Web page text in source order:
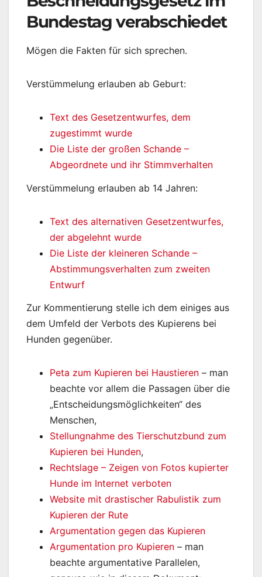
Bundestag verabschiedet
Mögen die Fakten für sich sprechen.
Verstümmelung erlauben ab Geburt:
Text des Gesetzentwurfes, dem
zugestimmt wurde
Die Liste der großen Schande –
Abgeordnete und ihr Stimmverhalten
Verstümmelung erlauben ab 14 Jahren:
Text des alternativen Gesetzentwurfes,
der abgelehnt wurde
Die Liste der kleineren Schande –
Abstimmungsverhalten zum zweiten
Entwurf
Zur Kommentierung stelle ich dem einiges aus
dem Umfeld der Verbots des Kupierens bei
Hunden gegenüber.
Peta zum Kupieren bei Haustieren – man
beachte vor allem die Passagen über die
„Entscheidungsmöglichkeiten“ des
Menschen,
Stellungnahme des Tierschutzbund zum
Kupieren bei Hunden,
Rechtslage – Zeigen von Fotos kupierter
Hunde im Internet verboten
Website mit drastischer Rabulistik zum
Kupieren der Rute
Argumentation gegen das Kupieren
Argumentation pro Kupieren – man
beachte argumentative Parallelen,